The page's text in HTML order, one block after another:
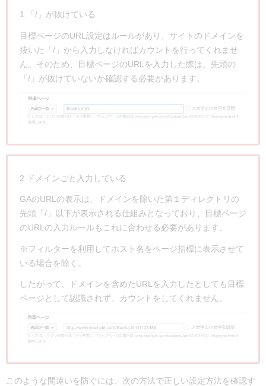
1.「/」が抜けている
目標ページのURL設定はルールがあり、サイトのドメインを
抜いた「/」から入力しなければカウントを行ってくれませ
ん。そのため、目標ページのURLを入力した際は、先頭の
「/」が抜けていないか確認する必要があります。
2.ドメインごと入力している
GAのURLの表示は、ドメインを除いた第１ディレクトリの
先頭「/」以下が表示される仕組みとなっており、目標ページ
のURLの入力ルールもこれに合わせる必要があります。
※フィルターを利用してホスト名をページ指標に表示させて
いる場合を除く。
したがって、ドメインを含めたURLを入力したとしても目標
ページとして認識されず、カウントをしてくれません。
このような間違いを防ぐには、次の方法で正しい設定方法を確認す